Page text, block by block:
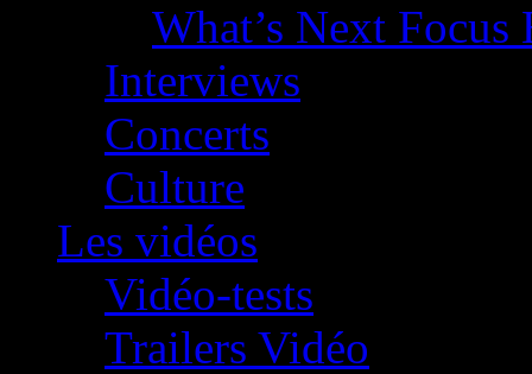
What’s Next
Interviews
Concerts
Culture
Les vidéos
Vidéo-tests
Trailers Vidéo